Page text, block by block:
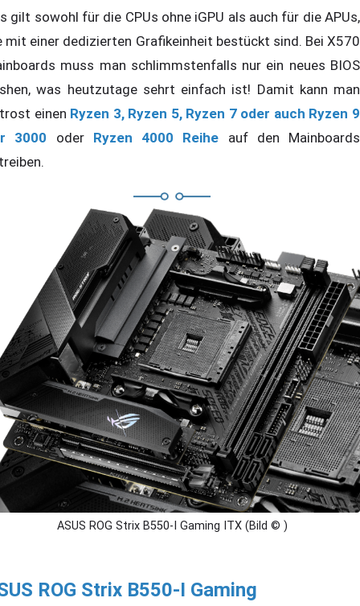
gilt sowohl für die CPUs ohne iGPU als auch für die APUs,
mit einer dedizierten Grafikeinheit bestückt sind. Bei X570
muss man schlimmstenfalls nur ein neues BIOS
was heutzutage sehrt einfach ist! Damit kann man
einen Ryzen 3, Ryzen 5, Ryzen 7 oder auch Ryzen 9
3000 oder Ryzen 4000 Reihe auf den Mainboards
ASUS ROG Strix B550-I Gaming ITX (Bild © )
ROG Strix B550-I Gaming